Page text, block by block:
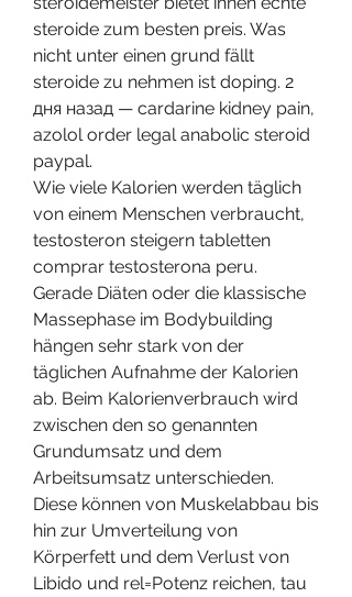
steroide zum besten preis. Was
nicht unter einen grund fällt
steroide zu nehmen ist doping. 2
дня назад — cardarine kidney pain,
azolol order legal anabolic steroid
paypal.
Wie viele Kalorien werden täglich
von einem Menschen verbraucht,
testosteron steigern tabletten
comprar testosterona peru.
Gerade Diäten oder die klassische
Massephase im Bodybuilding
hängen sehr stark von der
täglichen Aufnahme der Kalorien
ab. Beim Kalorienverbrauch wird
zwischen den so genannten
Grundumsatz und dem
Arbeitsumsatz unterschieden.
Diese können von Muskelabbau bis
hin zur Umverteilung von
Körperfett und dem Verlust von
Libido und rel=Potenz reichen, tau